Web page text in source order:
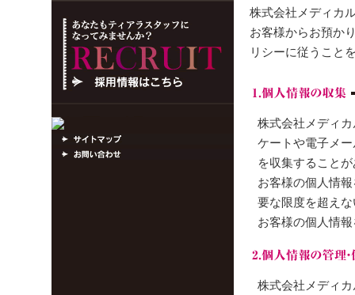
株式会社メディカ
お客様からお預か
リシーに従うこと
株式会社メディ
ケートや電子メ
を収集すること
お客様の個人情
要な限度を超え
お客様の個人情
株式会社メディ